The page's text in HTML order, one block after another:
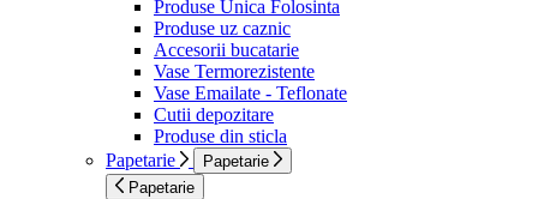
Produse Unica Folosinta
Produse uz caznic
Accesorii bucatarie
Vase Termorezistente
Vase Emailate - Teflonate
Cutii depozitare
Produse din sticla
Papetarie
Papetarie
Papetarie